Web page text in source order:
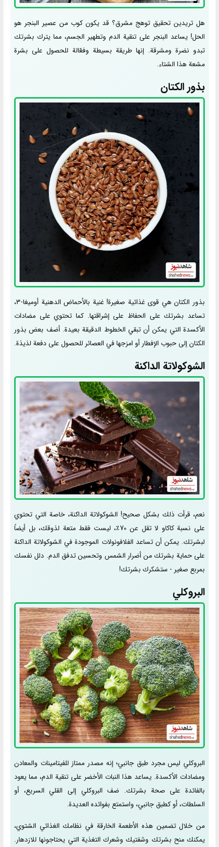
هل تريدين تحقيق توهج مشرق؟ قد يكون كوب من عصير البنجر هو
الحل! يساعد البنجر على تنقية الدم وتطهير الجسم، مما يترك بشرتك
تبدو نضرة ومشرقة. إنها طريقة بسيطة وفعّالة للحصول على بشرة
مشعة هذا الشتاء.
بذور الكتان
بذور الكتان هي قوى غذائية صغيرة! غنية بالأحماض الدهنية أوميغا-3،
تساعد بشرتك على الحفاظ على إشراقتها. كما تحتوي على مضادات
الأكسدة التي يمكن أن تبقي الخطوط الدقيقة بعيدة. أضف بعض بذور
الكتان إلى حبوب الإفطار أو امزجها في العصائر للحصول على دفعة لذيذة.
الشوكولاتة الداكنة
نعم، قرأت ذلك بشكل صحيح! الشوكولاتة الداكنة، خاصة التي تحتوي
على نسبة كاكاو لا تقل عن 70٪، ليست فقط متعة لذوقك، بل أيضاً
لبشرتك. يمكن أن تساعد الفلافونولات الموجودة في الشوكولاتة الداكنة
على حماية بشرتك من أضرار الشمس وتحسين تدفق الدم. دلل نفسك
بمربع صغير - ستشكرك بشرتك!
البروكلي
البروكلي ليس مجرد طبق جانبي؛ إنه مصدر ممتاز للفيتامينات والمعادن
ومضادات الأكسدة. يساعد هذا النبات الأخضر على تنقية الدم، مما يعود
بالفائدة على صحة بشرتك. ضف البروكلي إلى القلي السريع، أو
السلطات، أو كطبق جانبي، واستمتع بفوائده العديدة.
من خلال تضمين هذه الأطعمة الخارقة في نظامك الغذائي الشتوي،
يمكنك منح بشرتك وشفتيك وشعرك التغذية التي يحتاجونها للازدهار.